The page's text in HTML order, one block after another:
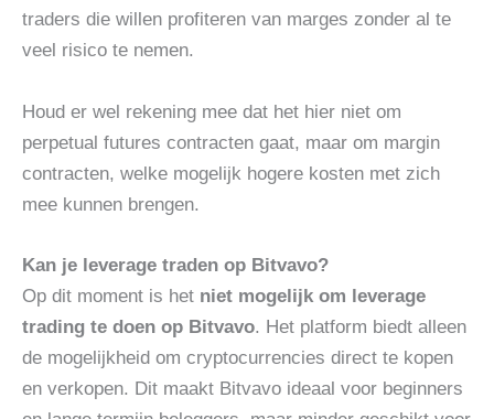
traders die willen profiteren van marges zonder al te
veel risico te nemen.
Houd er wel rekening mee dat het hier niet om
perpetual futures contracten gaat, maar om margin
contracten, welke mogelijk hogere kosten met zich
mee kunnen brengen.
Kan je leverage traden op Bitvavo?
Op dit moment is het niet mogelijk om leverage
trading te doen op Bitvavo. Het platform biedt alleen
de mogelijkheid om cryptocurrencies direct te kopen
en verkopen. Dit maakt Bitvavo ideaal voor beginners